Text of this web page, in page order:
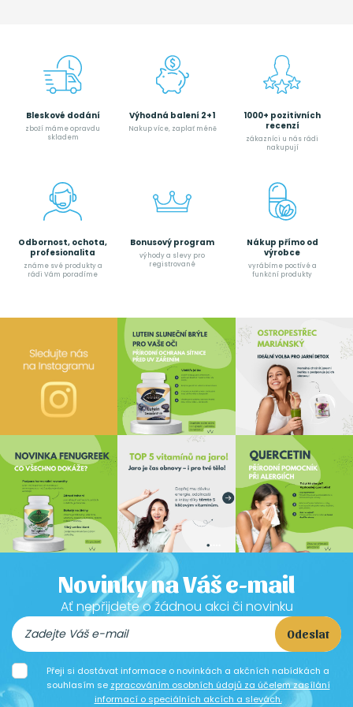
Bleskové dodání
zboží máme opravdu
skladem
Výhodná balení 2+1
Nakup více, zaplať méně
1000+ pozitivních
recenzí
zákazníci u nás rádi
nakupují
Odbornost, ochota,
profesionalita
známe své produkty a
rádi Vám poradíme
Bonusový program
výhody a slevy pro
registrované
Nákup přímo od
výrobce
vyrábíme poctívé a
funkční produkty
Novinky na Váš e-mail
Ať nepřijdete o žádnou akci či novinku
Odeslat
Přeji si dostávat informace o novinkách a akčních nabídkách a
souhlasím se zpracováním osobních údajů za účelem zasílání
informací o speciálních akcích a slevách.